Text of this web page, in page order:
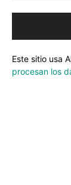
Este sitio usa
procesan los